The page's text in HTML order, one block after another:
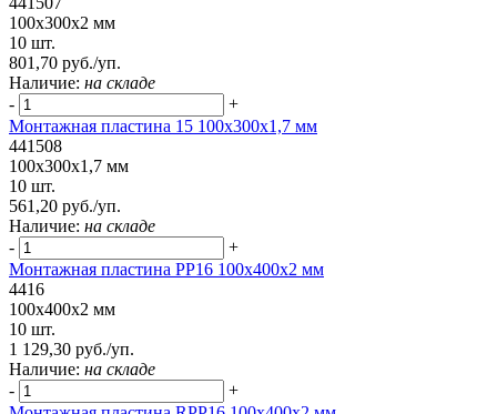
100x300x2 мм
10 шт.
801,70 руб./уп.
Наличие: на складе
-
+
Монтажная пластина 15 100x300x1,7 мм
441508
100x300x1,7 мм
10 шт.
561,20 руб./уп.
Наличие: на складе
-
+
Монтажная пластина PP16 100x400x2 мм
4416
100x400x2 мм
10 шт.
1 129,30 руб./уп.
Наличие: на складе
-
+